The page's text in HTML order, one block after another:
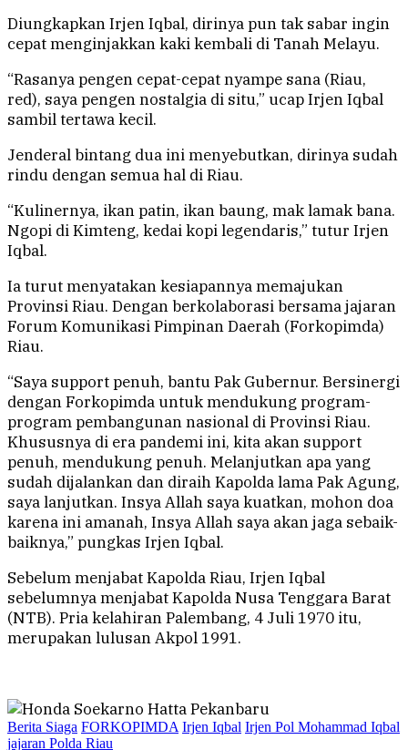
Diungkapkan Irjen Iqbal, dirinya pun tak sabar ingin
cepat menginjakkan kaki kembali di Tanah Melayu.
“Rasanya pengen cepat-cepat nyampe sana (Riau,
red), saya pengen nostalgia di situ,” ucap Irjen Iqbal
sambil tertawa kecil.
Jenderal bintang dua ini menyebutkan, dirinya sudah
rindu dengan semua hal di Riau.
“Kulinernya, ikan patin, ikan baung, mak lamak bana.
Ngopi di Kimteng, kedai kopi legendaris,” tutur Irjen
Iqbal.
Ia turut menyatakan kesiapannya memajukan
Provinsi Riau. Dengan berkolaborasi bersama jajaran
Forum Komunikasi Pimpinan Daerah (Forkopimda)
Riau.
“Saya support penuh, bantu Pak Gubernur. Bersinergi
dengan Forkopimda untuk mendukung program-
program pembangunan nasional di Provinsi Riau.
Khususnya di era pandemi ini, kita akan support
penuh, mendukung penuh. Melanjutkan apa yang
sudah dijalankan dan diraih Kapolda lama Pak Agung,
saya lanjutkan. Insya Allah saya kuatkan, mohon doa
karena ini amanah, Insya Allah saya akan jaga sebaik-
baiknya,” pungkas Irjen Iqbal.
Sebelum menjabat Kapolda Riau, Irjen Iqbal
sebelumnya menjabat Kapolda Nusa Tenggara Barat
(NTB). Pria kelahiran Palembang, 4 Juli 1970 itu,
merupakan lulusan Akpol 1991.
Berita Siaga FORKOPIMDA Irjen Iqbal Irjen Pol Mohammad Iqbal
jajaran Polda Riau